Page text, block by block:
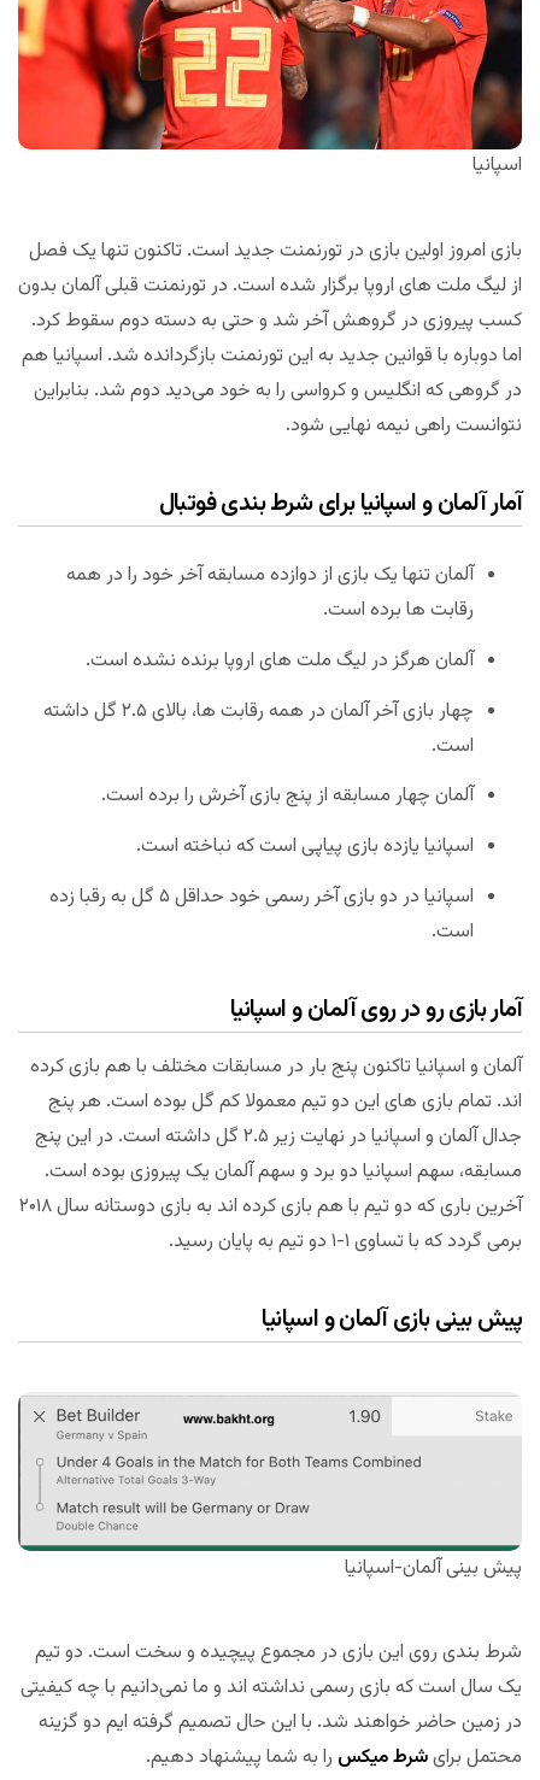
اسپانیا
بازی امروز اولین بازی در تورنمنت جدید است. تاکنون تنها یک فصل
از لیگ ملت های اروپا برگزار شده است. در تورنمنت قبلی آلمان بدون
کسب پیروزی در گروهش آخر شد و حتی به دسته دوم سقوط کرد.
اما دوباره با قوانین جدید به این تورنمنت بازگردانده شد. اسپانیا هم
در گروهی که انگلیس و کرواسی را به خود می‌دید دوم شد. بنابراین
نتوانست راهی نیمه نهایی شود.
آمار آلمان و اسپانیا برای شرط بندی فوتبال
آلمان تنها یک بازی از دوازده مسابقه آخر خود را در همه
رقابت ها برده است.
آلمان هرگز در لیگ ملت های اروپا برنده نشده است.
چهار بازی آخر آلمان در همه رقابت ها، بالای ۲.۵ گل داشته
است.
آلمان چهار مسابقه از پنج بازی آخرش را برده است.
اسپانیا یازده بازی پیاپی است که نباخته است.
اسپانیا در دو بازی آخر رسمی خود حداقل ۵ گل به رقبا زده
است.
آمار بازی رو در روی آلمان و اسپانیا
آلمان و اسپانیا تاکنون پنج بار در مسابقات مختلف با هم بازی کرده
اند. تمام بازی های این دو تیم معمولا کم گل بوده است. هر پنج
جدال آلمان و اسپانیا در نهایت زیر ۲.۵ گل داشته است. در این پنج
مسابقه، سهم اسپانیا دو برد و سهم آلمان یک پیروزی بوده است.
آخرین باری که دو تیم با هم بازی کرده اند به بازی دوستانه سال ۲۰۱۸
برمی گردد که با تساوی ۱-۱ دو تیم به پایان رسید.
پیش بینی بازی آلمان و اسپانیا
پیش بینی آلمان-اسپانیا
شرط بندی روی این بازی در مجموع پیچیده و سخت است. دو تیم
یک سال است که بازی رسمی نداشته اند و ما نمی‌دانیم با چه کیفیتی
در زمین حاضر خواهند شد. با این حال تصمیم گرفته ایم دو گزینه
محتمل برایشرط میکس را به شما پیشنهاد دهیم.